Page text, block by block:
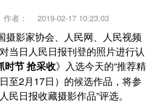
作者： 2019-02-17 10:23:03
摄影家协会、人民网、人民视频
当日人民日报刊登的照片进行认
时节 抢采收》入选今天的“推荐精
至2月17日）的候选作品，将参
民日报收藏摄影作品”评选。